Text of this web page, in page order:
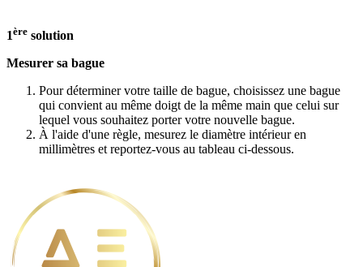
1ère solution
Mesurer sa bague
Pour déterminer votre taille de bague, choisissez une bague
qui convient au même doigt de la même main que celui sur
lequel vous souhaitez porter votre nouvelle bague.
À l'aide d'une règle, mesurez le diamètre intérieur en
millimètres et reportez-vous au tableau ci-dessous.